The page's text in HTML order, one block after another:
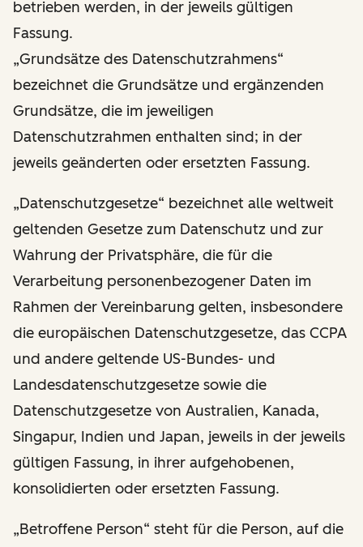
betrieben werden, in der jeweils gültigen
Fassung.
„Grundsätze des Datenschutzrahmens“
bezeichnet die Grundsätze und ergänzenden
Grundsätze, die im jeweiligen
Datenschutzrahmen enthalten sind; in der
jeweils geänderten oder ersetzten Fassung.
„Datenschutzgesetze“ bezeichnet alle weltweit
geltenden Gesetze zum Datenschutz und zur
Wahrung der Privatsphäre, die für die
Verarbeitung personenbezogener Daten im
Rahmen der Vereinbarung gelten, insbesondere
die europäischen Datenschutzgesetze, das CCPA
und andere geltende US-Bundes- und
Landesdatenschutzgesetze sowie die
Datenschutzgesetze von Australien, Kanada,
Singapur, Indien und Japan, jeweils in der jeweils
gültigen Fassung, in ihrer aufgehobenen,
konsolidierten oder ersetzten Fassung.
„Betroffene Person“ steht für die Person, auf die